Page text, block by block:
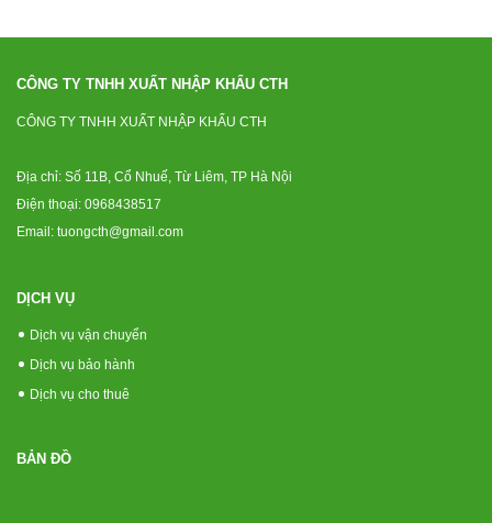
CÔNG TY TNHH XUẤT NHẬP KHẨU CTH
CÔNG TY TNHH XUẤT NHẬP KHẨU CTH
Địa chỉ: Số 11B, Cổ Nhuế, Từ Liêm, TP Hà Nội
Điện thoại: 0968438517
Email: tuongcth@gmail.com
DỊCH VỤ
Dịch vụ vận chuyển
Dịch vụ bảo hành
Dịch vụ cho thuê
BẢN ĐỒ